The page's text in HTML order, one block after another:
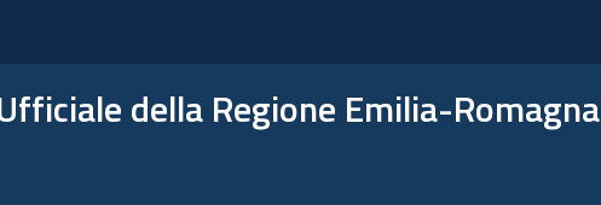
della Regione Emilia-Romagna